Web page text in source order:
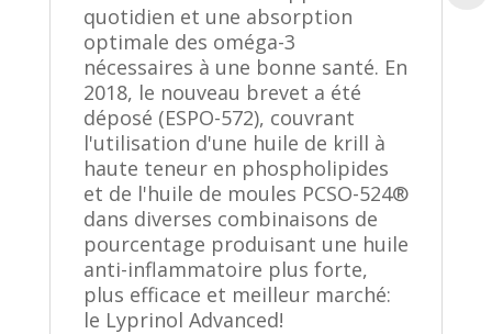
quotidien et une absorption
optimale des oméga-3
nécessaires à une bonne santé. En
2018, le nouveau brevet a été
déposé (ESPO-572), couvrant
l'utilisation d'une huile de krill à
haute teneur en phospholipides
et de l'huile de moules PCSO-524®
dans diverses combinaisons de
pourcentage produisant une huile
anti-inflammatoire plus forte,
plus efficace et meilleur marché:
le Lyprinol Advanced!